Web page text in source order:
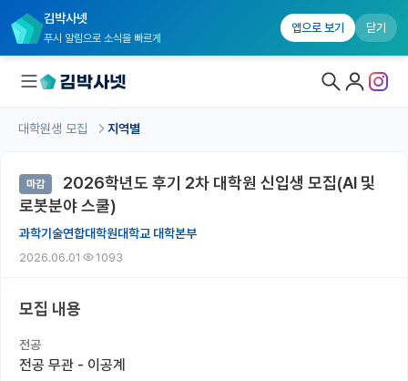
김박사넷
푸시 알림으로 소식을 빠르게
앱으로 보기 닫기
대학원생 모집 홈
기관별 모집 정보
연구실별 모집 정보
전공별 모집 정보
국내대학원 정보
대학원생 모집 지역별
마감
2026학년도 후기 2차 대학원 신입생 모집(AI 및
로봇분야 스쿨)
과학기술연합대학원대학교 대학본부
2026.06.01 1093
모집 내용
전공
전공 무관 - 이공계